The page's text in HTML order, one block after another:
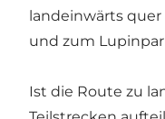
landeinwärts quer
und zum
Ist die Route zu